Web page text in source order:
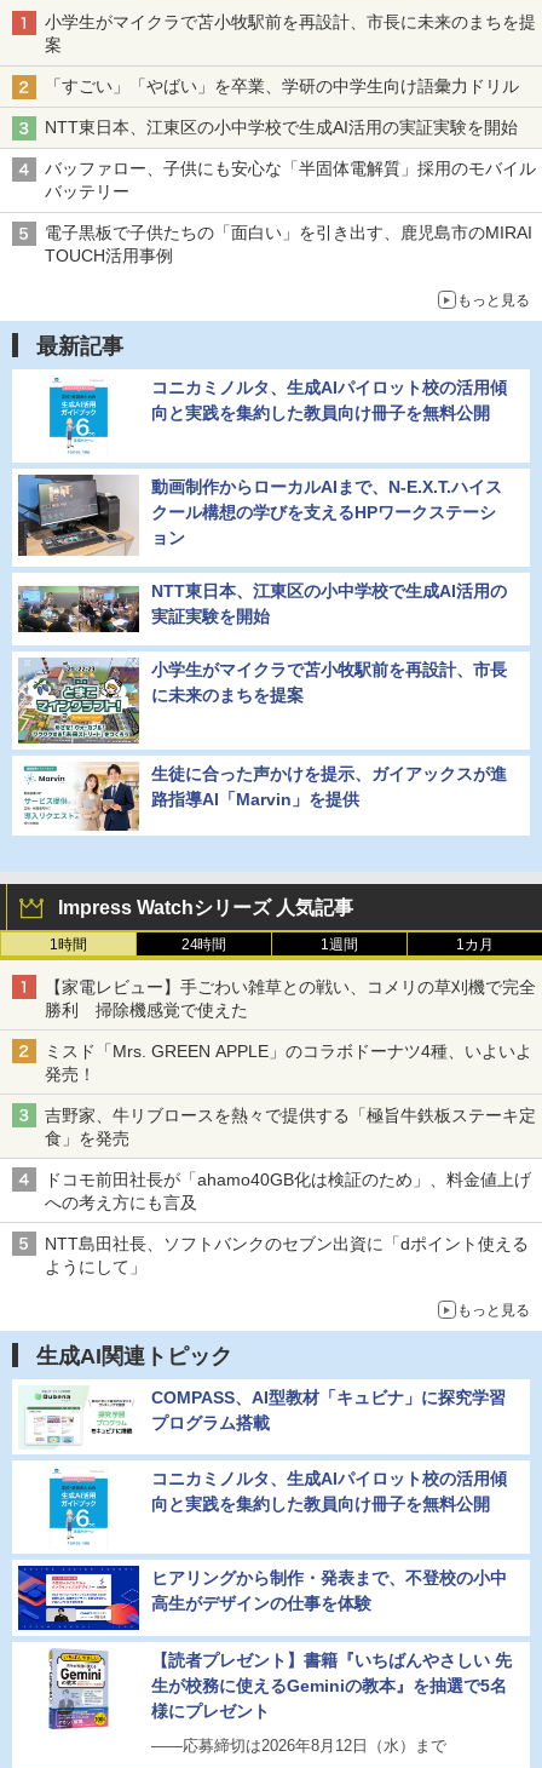
小学生がマイクラで苫小牧駅前を再設計、市長に未来のまちを提
案
「すごい」「やばい」を卒業、学研の中学生向け語彙力ドリル
NTT東日本、江東区の小中学校で生成AI活用の実証実験を開始
バッファロー、子供にも安心な「半固体電解質」採用のモバイル
バッテリー
電子黒板で子供たちの「面白い」を引き出す、鹿児島市のMIRAI
TOUCH活用事例
もっと見る
最新記事
コニカミノルタ、生成AIパイロット校の活用傾
向と実践を集約した教員向け冊子を無料公開
動画制作からローカルAIまで、N-E.X.T.ハイス
クール構想の学びを支えるHPワークステーシ
ョン
NTT東日本、江東区の小中学校で生成AI活用の
実証実験を開始
小学生がマイクラで苫小牧駅前を再設計、市長
に未来のまちを提案
生徒に合った声かけを提示、ガイアックスが進
路指導AI「Marvin」を提供
Impress Watchシリーズ 人気記事
1時間 24時間 1週間 1カ月
【家電レビュー】手ごわい雑草との戦い、コメリの草刈機で完全
勝利 掃除機感覚で使えた
ミスド「Mrs. GREEN APPLE」のコラボドーナツ4種、いよいよ
発売！
吉野家、牛リブロースを熱々で提供する「極旨牛鉄板ステーキ定
食」を発売
ドコモ前田社長が「ahamo40GB化は検証のため」、料金値上げ
への考え方にも言及
NTT島田社長、ソフトバンクのセブン出資に「dポイント使える
ようにして」
もっと見る
生成AI関連トピック
COMPASS、AI型教材「キュビナ」に探究学習
プログラム搭載
コニカミノルタ、生成AIパイロット校の活用傾
向と実践を集約した教員向け冊子を無料公開
ヒアリングから制作・発表まで、不登校の小中
高生がデザインの仕事を体験
【読者プレゼント】書籍『いちばんやさしい 先
生が校務に使えるGeminiの教本』を抽選で5名
様にプレゼント
――応募締切は2026年8月12日（水）まで